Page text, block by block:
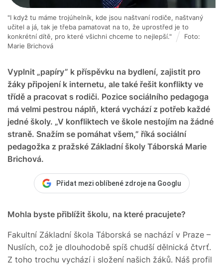
Vyplnit „papíry” k příspěvku na bydlení, zajistit pro
žáky připojení k internetu, ale také řešit konflikty ve
třídě a pracovat s rodiči. Pozice sociálního pedagoga
má velmi pestrou náplň, která vychází z potřeb každé
jedné školy. „V konfliktech ve škole nestojím na žádné
straně. Snažím se pomáhat všem,” říká sociální
pedagožka z pražské Základní školy Táborská Marie
Brichová.
"I když tu máme trojúhelník, kde jsou naštvaní rodiče, naštvaný
učitel a já, tak je třeba pamatovat na to, že uprostřed je to
konkrétní dítě, pro které všichni chceme to nejlepší."
Foto:
Marie Brichová
Přidat mezi oblíbené zdroje na Googlu
Mohla byste přiblížit školu, na které pracujete?
Fakultní Základní škola Táborská se nachází v Praze –
Nuslích, což je dlouhodobě spíš chudší dělnická čtvrť.
Z toho trochu vychází i složení našich žáků. Náš profil